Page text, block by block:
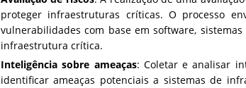
proteger infraestruturas críticas. O processo
vulnerabilidades com base em software,
infraestrutura crítica.
Inteligência sobre ameaças: Coletar e analisar
identificar ameaças potenciais a sistemas de